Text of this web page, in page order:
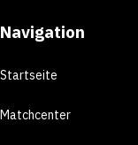
Navigation
Startseite
Matchcenter